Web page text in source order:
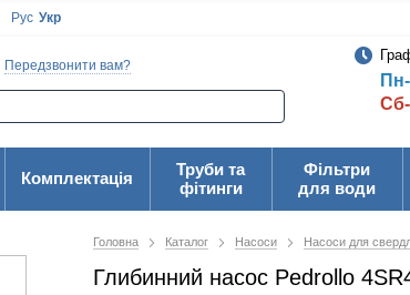
Угода користувача
Рус Укр
Передзвонити вам?
Комплектація
Труби та
фітинги
Фільтри
для води
Головна Каталог Насоси Насоси для
Глибинний насос Pedrollo